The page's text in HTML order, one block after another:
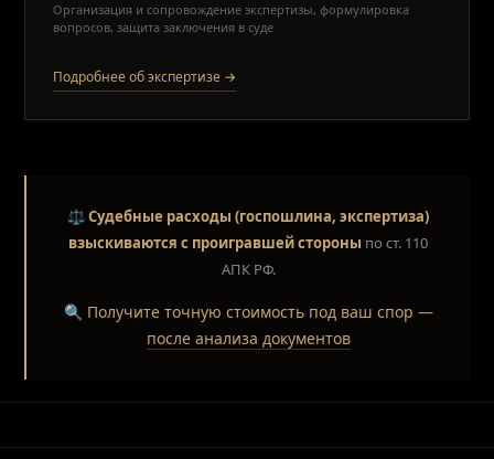
Организация и сопровождение экспертизы, формулировка
вопросов, защита заключения в суде
Подробнее об экспертизе →
⚖️Судебные расходы (госпошлина, экспертиза)
взыскиваются с проигравшей стороны по ст. 110
АПК РФ.
🔍 Получите точную стоимость под ваш спор —
после анализа документов